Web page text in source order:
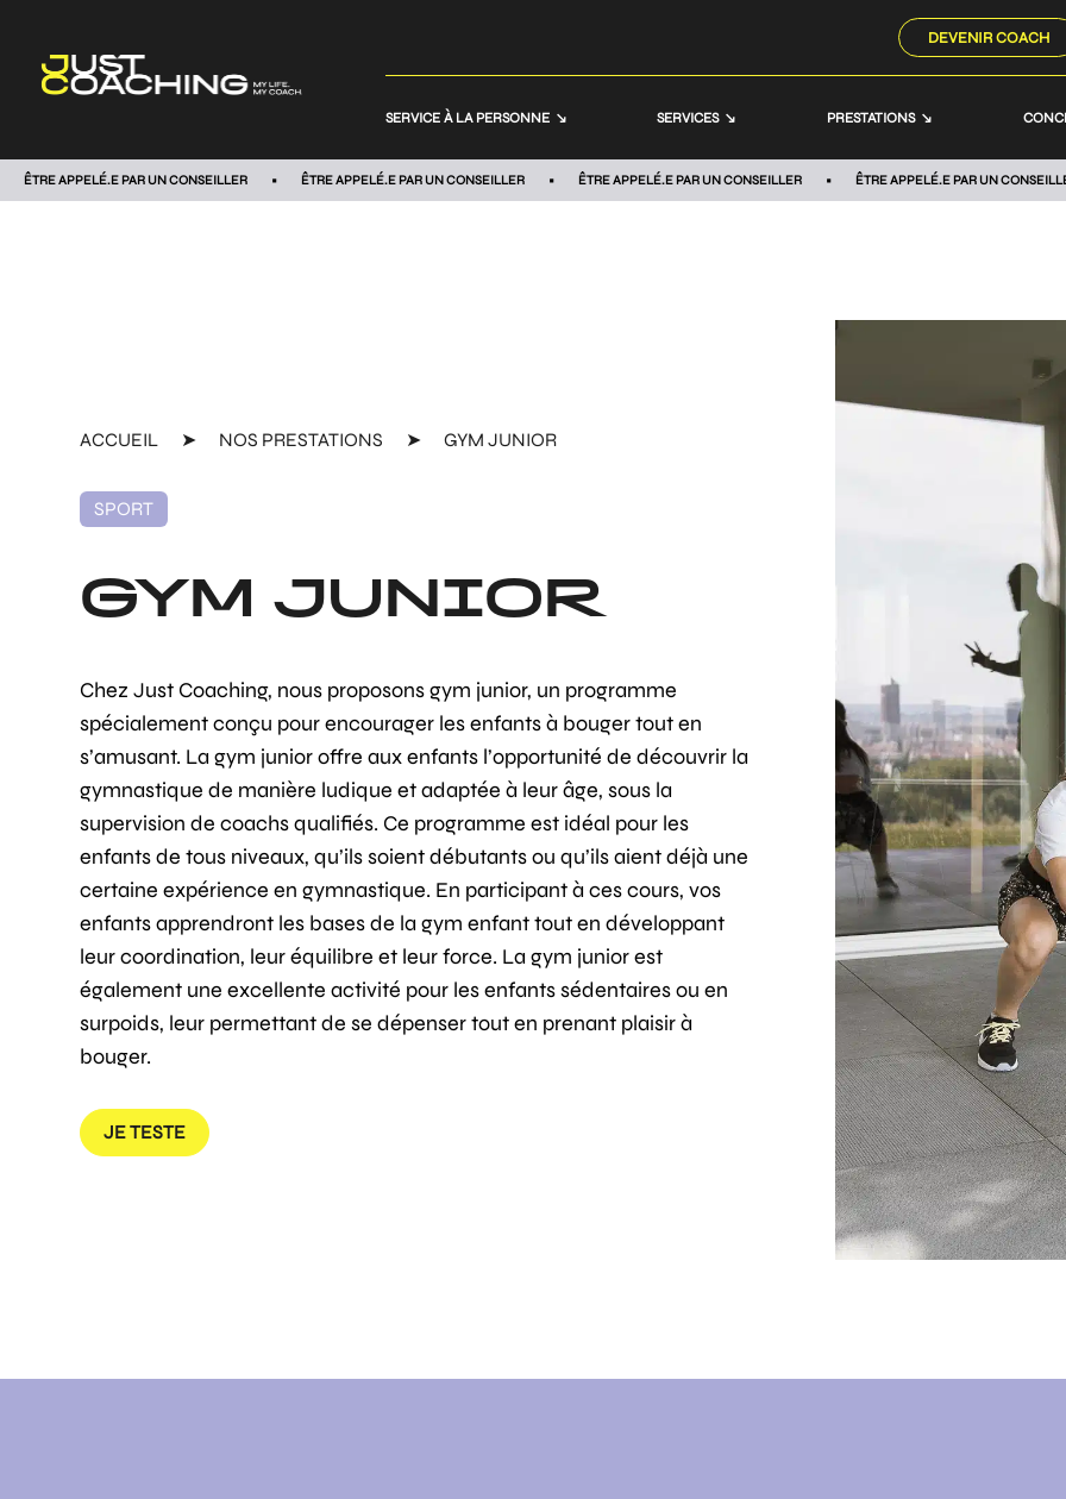
DEVENIR COACH
SERVICE À LA PERSONNE SERVICES PRESTATIONS
ÊTRE APPELÉ.E PAR UN CONSEILLER ÊTRE APPELÉ.E PAR UN CONSEILLER ÊTRE APPELÉ.E PAR UN CONSEILLER ÊTRE APPELÉ.E PAR UN
ACCUEIL ➤ NOS PRESTATIONS ➤ GYM JUNIOR
SPORT
GYM JUNIOR
Chez Just Coaching, nous proposons gym junior, un programme
spécialement conçu pour encourager les enfants à bouger tout en
s’amusant. La gym junior offre aux enfants l’opportunité de découvrir la
gymnastique de manière ludique et adaptée à leur âge, sous la
supervision de coachs qualifiés. Ce programme est idéal pour les
enfants de tous niveaux, qu’ils soient débutants ou qu’ils aient déjà une
certaine expérience en gymnastique. En participant à ces cours, vos
enfants apprendront les bases de la gym enfant tout en développant
leur coordination, leur équilibre et leur force. La gym junior est
également une excellente activité pour les enfants sédentaires ou en
surpoids, leur permettant de se dépenser tout en prenant plaisir à
bouger.
JE TESTE